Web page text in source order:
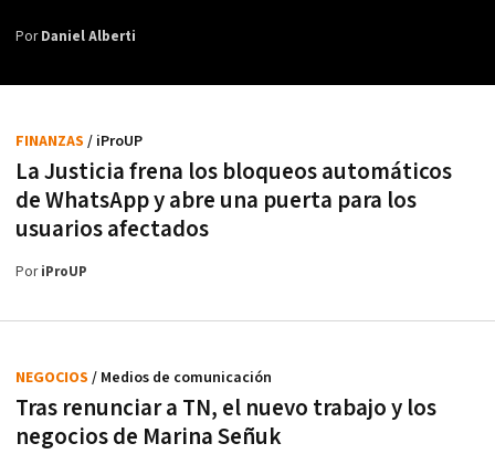
PorDaniel Alberti
La Justicia frena los bloqueos automáticos
de WhatsApp y abre una puerta para los
usuarios afectados
FINANZAS / iProUP
PoriProUP
Tras renunciar a TN, el nuevo trabajo y los
negocios de Marina Señuk
NEGOCIOS / Medios de comunicación